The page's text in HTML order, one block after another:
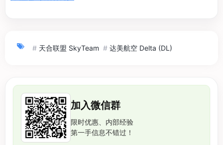
# 天合联盟 SkyTeam # 达美航空 Delta (DL)
加入微信群
限时优惠、内部经验
第一手信息不错过！